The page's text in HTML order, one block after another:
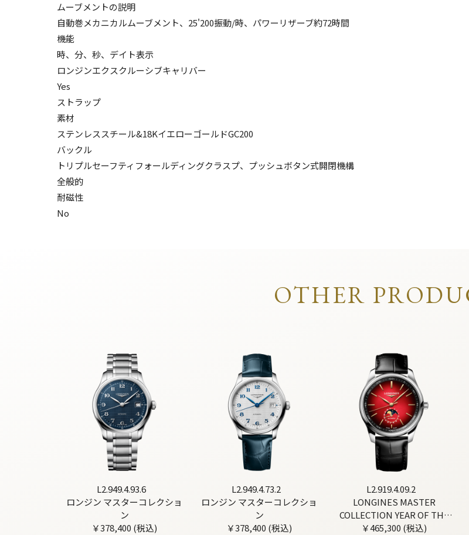
ムーブメントの説明
自動巻メカニカルムーブメント、25'200振動/時、パワーリザーブ約72時間
機能
時、分、秒、デイト表示
ロンジンエクスクルーシブキャリバー
Yes
ストラップ
素材
ステンレススチール&18KイエローゴールドGC200
バックル
トリプルセーフティフォールディングクラスプ、プッシュボタン式開閉機構
全般的
耐磁性
No
OTHER
L2.949.4.93.6
ロンジン マスターコレクショ
ン
￥378,400 (税込)
L2.949.4.73.2
ロンジン マスターコレクショ
ン
￥378,400 (税込)
L2.919.4.09.2
LONGINES MASTER
COLLECTION YEAR OF THE
HORSE EDITION
￥465,300 (税込)